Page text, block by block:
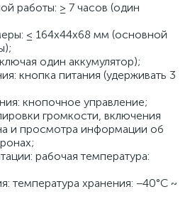
работы: ≥ 7 часов (один
≤ 164х44х68 мм (основной
один аккумулятор);
кнопка питания (удерживать 3
кнопочное управление;
громкости, включения
и просмотра информации об
рабочая температура:
температура хранения: −40°С ~